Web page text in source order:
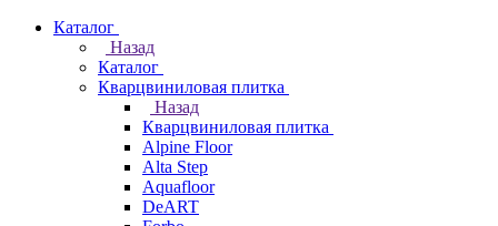
Каталог
Назад
Каталог
Кварцвиниловая плитка
Назад
Кварцвиниловая плитка
Alpine Floor
Alta Step
Aquafloor
DeART